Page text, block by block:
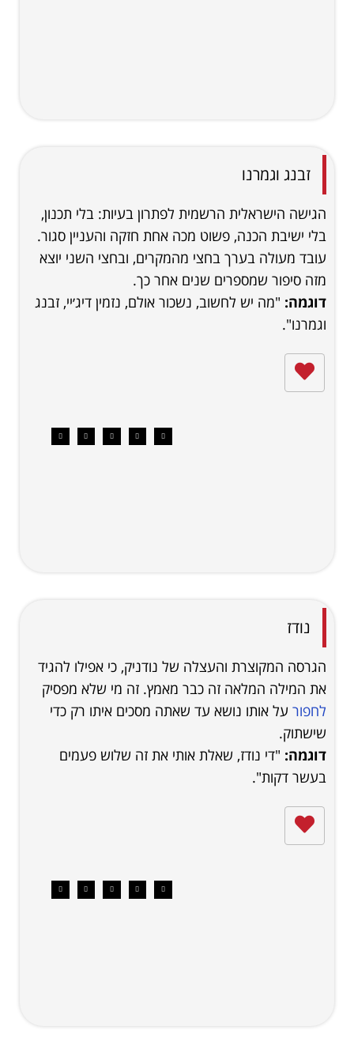
זבנג וגמרנו
הגישה הישראלית הרשמית לפתרון בעיות: בלי תכנון,
בלי ישיבת הכנה, פשוט מכה אחת חזקה והעניין סגור.
עובד מעולה בערך בחצי מהמקרים, ובחצי השני יוצא
מזה סיפור שמספרים שנים אחר כך.
דוגמה: "מה יש לחשוב, נשכור אולם, נזמין דיג׳יי, זבנג
וגמרנו".
נודז
הגרסה המקוצרת והעצלה של נודניק, כי אפילו להגיד
את המילה המלאה זה כבר מאמץ. זה מי שלא מפסיק
לחפור על אותו נושא עד שאתה מסכים איתו רק כדי
שישתוק.
דוגמה: "די נודז, שאלת אותי את זה שלוש פעמים
בעשר דקות".